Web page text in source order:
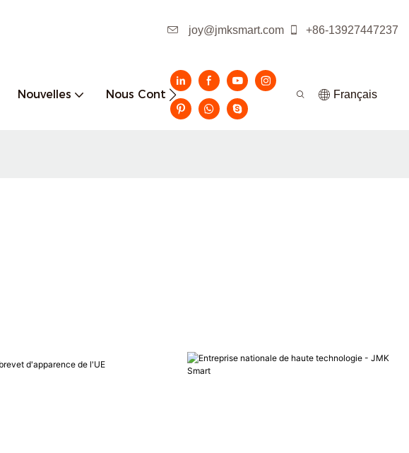
joy@jmksmart.com +86-13927447237
Nouvelles Nous Contacter Français